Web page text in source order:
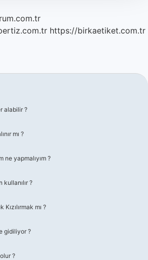
https://birkaetiket.com.tr
alabilir ?
mı ?
ne yapmalıyım ?
?
mı ?
gidiliyor ?
?